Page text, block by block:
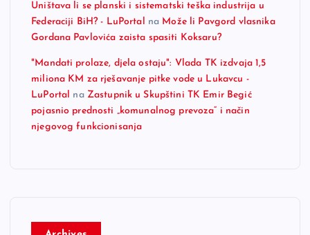
Uništava li se planski i sistematski teška industrija u
Federaciji BiH? - LuPortal na Može li Pavgord vlasnika
Gordana Pavlovića zaista spasiti Koksaru?
"Mandati prolaze, djela ostaju": Vlada TK izdvaja 1,5
miliona KM za rješavanje pitke vode u Lukavcu -
LuPortal na Zastupnik u Skupštini TK Emir Begić
pojasnio prednosti „komunalnog prevoza“ i način
njegovog funkcionisanja